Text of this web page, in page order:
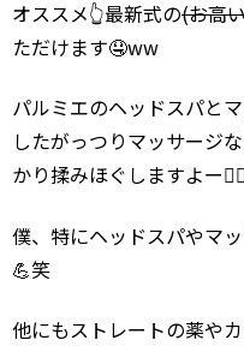
オススメ👆最新式の(お高
ただけます🤤ww
パルミエのヘッドスパと
したがっつりマッサージ
かり揉みほぐしますよー🙆‍♂️
僕、特にヘッドスパやマ
💪笑
他にもストレートの薬や